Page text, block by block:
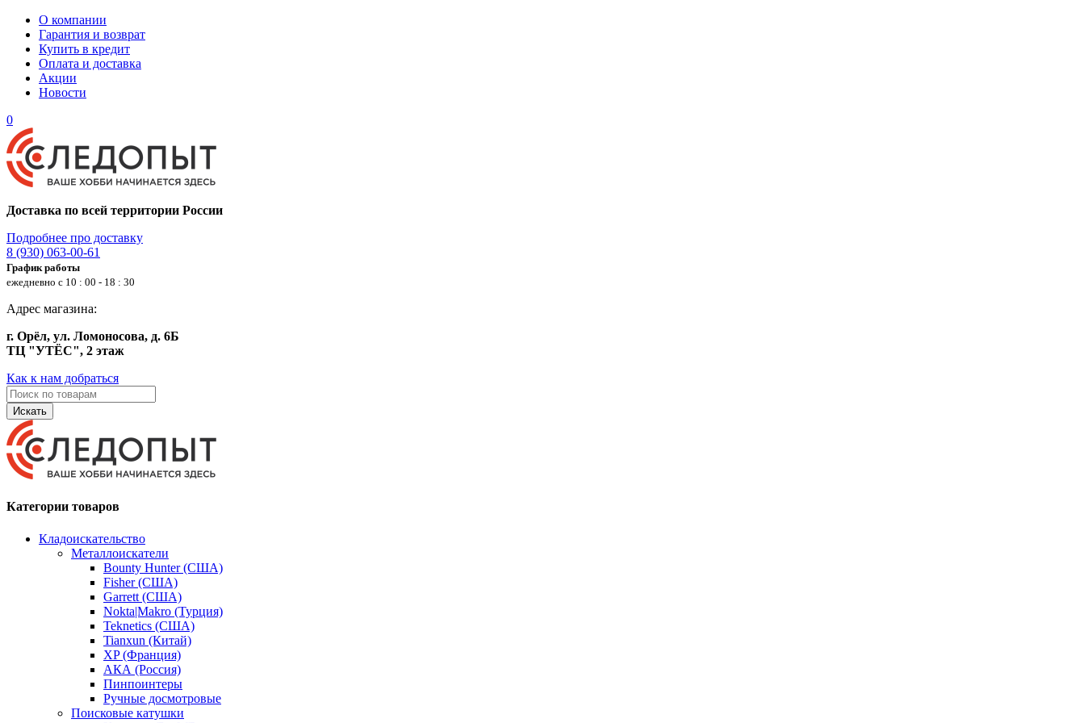
О компании
Гарантия и возврат
Купить в кредит
Оплата и доставка
Акции
Новости
0
Доставка по всей территории России
Подробнее про доставку
8 (930) 063-00-61
График работы
ежедневно с 10 : 00 - 18 : 30
Адрес магазина:
г. Орёл, ул. Ломоносова, д. 6Б
ТЦ "УТЁС", 2 этаж
Как к нам добраться
Искать
Категории товаров
Кладоискательство
Металлоискатели
Bounty Hunter (США)
Fisher (США)
Garrett (США)
Nokta|Makro (Турция)
Teknetics (США)
Tianxun (Китай)
XP (Франция)
АКА (Россия)
Пинпоинтеры
Ручные досмотровые
Поисковые катушки